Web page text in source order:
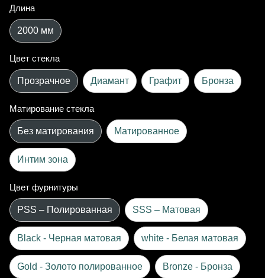
Длина
2000 мм
Цвет стекла
Прозрачное Диамант Графит Бронза
Матирование стекла
Без матирования Матированное
Интим зона
Цвет фурнитуры
PSS – Полированная SSS – Матовая
Black - Черная матовая white - Белая матовая
Gold - Золото полированное Bronze - Бронза